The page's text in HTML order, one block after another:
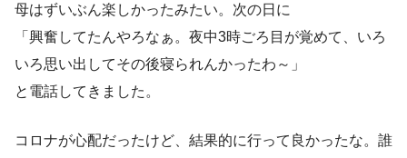
母はずいぶん楽しかったみたい。次の日に
「興奮してたんやろなぁ。夜中3時ごろ目が覚めて、いろ
いろ思い出してその後寝られんかったわ～」
と電話してきました。
コロナが心配だったけど、結果的に行って良かったな。誰